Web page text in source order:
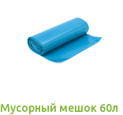
Мусорный мешок 60л